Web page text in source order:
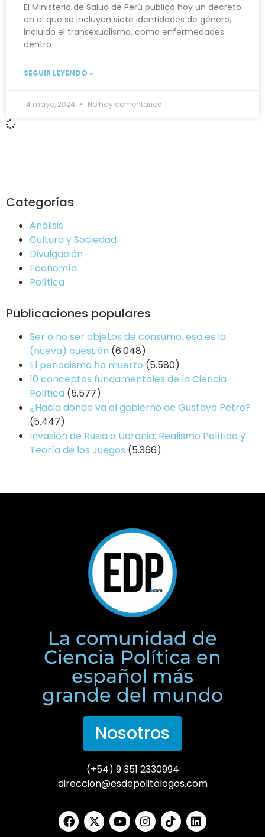
El Ministerio de Salud de Perú publicó hoy un decreto
en el que se incluyen siete identidades de género,
incluido el transexualismo, como enfermedades
dentro
SEGUIR LEYENDO »
14 mayo, 2024 No hay comentarios
Categorías
Análisis
Cultura y Sociedad
Divulgación
Economía
Política
Publicaciones populares
Ser o no ser objetos de consumo, esa es la
(nueva) cuestión (6.048)
El periodismo ha muerto (5.580)
10 conceptos fundamentales de la Ciencia
Política (5.577)
¿Hacia dónde va el gobierno de Gustavo Petro?
(5.447)
Invasión de Rusia a Ucrania: Realismo Político y
Teoría de los Juegos (5.366)
La comunidad de
Ciencia Política en
español más
grande del mundo
Nosotros
(+54) 9 351 2330994
direccion@esdepolitologos.com